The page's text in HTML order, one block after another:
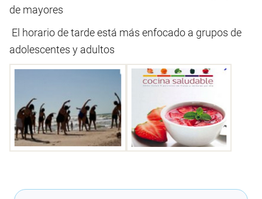
de mayores
El horario de tarde está más enfocado a grupos de
adolescentes y adultos